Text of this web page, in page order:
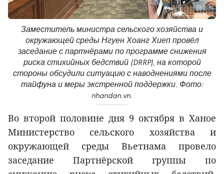
Заместитель министра сельского хозяйства и
окружающей среды Нгуен Хоанг Хиеп провёл
заседание с партнёрами по программе снижения
риска стихийных бедствий (DRRP), на которой
стороны обсудили ситуацию с наводнениями после
тайфуна и меры экстренной поддержки. Фото:
nhandan.vn.
Во второй половине дня 9 октября в Ханое
Министерство сельского хозяйства и
окружающей среды Вьетнама провело
заседание Партнёрской группы по